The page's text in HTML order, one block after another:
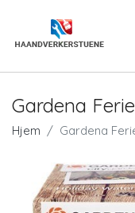
Gardena
Hjem Gardena